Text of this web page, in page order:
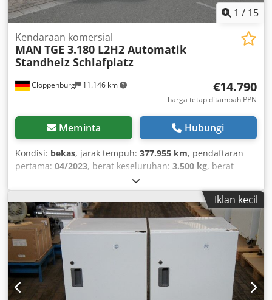
1 / 15
Cloppenburg 11.146 km
Kendaraan komersial
MAN TGE 3.180 L2H2 Automatik
Standheiz Schlafplatz
€14.790
harga tetap ditambah PPN
Meminta Hubungi
Kondisi: bekas, jarak tempuh: 377.955 km, pendaftaran
pertama: 04/2023, berat keseluruhan: 3.500 kg, berat
putih
otomatis, bahan bakar:diesel, jenis bahan bakar:diesel,
kelas emisi:Euro 6, daya:130 kW (176,75 hp), berat
muatan maksimum:1.336 kg, inspeksi berikutnya (TÜV):
04/2028, suspensi:lain, jumlah tempat duduk:2, kabin
pengemudi:
, kecepatan maksimum: 165 km/j
, jumlah
tempat tidur:
ABS, filter jelaga, kendali
jelajah, komputer bawaan, kontrol traksi, kunci sentral,
pemanas parkir, pendingin udara, pintu geser, program
stabilitas elektronik (ESP), sistem immobilizer
Iklan kecil